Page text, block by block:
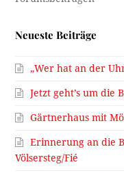
Neueste Beiträge
„Wer hat an der
Jetzt geht’s um die
Gärtnerhaus mit
Erinnerung an die
Völsersteg/Fié